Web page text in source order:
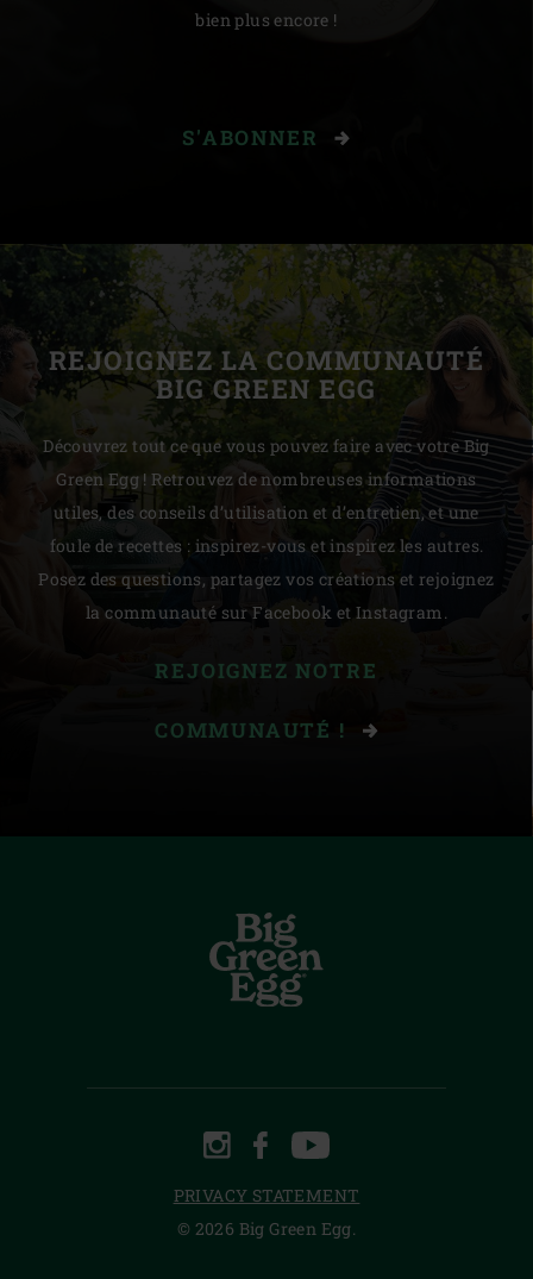
bien plus encore !
S'ABONNER
REJOIGNEZ LA COMMUNAUTÉ
BIG GREEN EGG
Découvrez tout ce que vous pouvez faire avec votre Big
Green Egg ! Retrouvez de nombreuses informations
utiles, des conseils d’utilisation et d’entretien, et une
foule de recettes : inspirez-vous et inspirez les autres.
Posez des questions, partagez vos créations et rejoignez
la communauté sur Facebook et Instagram.
REJOIGNEZ NOTRE
COMMUNAUTÉ !
INSTAGRAM
FACEBOOKYOUTUBE
PRIVACY STATEMENT
© 2026 Big Green Egg.